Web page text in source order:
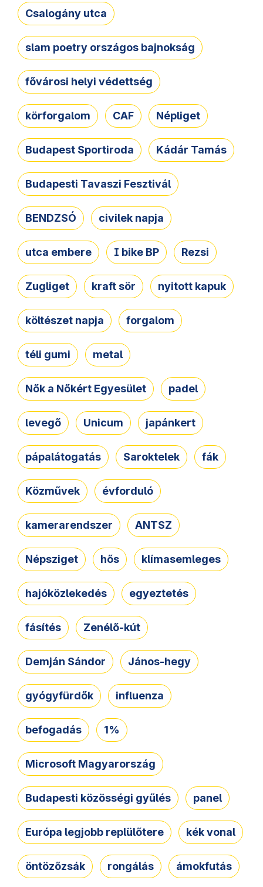
Csalogány utca
slam poetry országos bajnokság
fővárosi helyi védettség
körforgalom CAF Népliget
Budapest Sportiroda Kádár Tamás
Budapesti Tavaszi Fesztivál
BENDZSÓ civilek napja
utca embere I bike BP Rezsi
Zugliget kraft sör nyitott kapuk
költészet napja forgalom
téli gumi metal
Nők a Nőkért Egyesület padel
levegő Unicum japánkert
pápalátogatás Saroktelek fák
Közművek évforduló
kamerarendszer ANTSZ
Népsziget hős klímasemleges
hajóközlekedés egyeztetés
fásítés Zenélő-kút
Demján Sándor János-hegy
gyógyfürdők influenza
befogadás 1%
Microsoft Magyarország
Budapesti közösségi gyűlés panel
Európa legjobb replülőtere kék vonal
öntözőzsák rongálás ámokfutás